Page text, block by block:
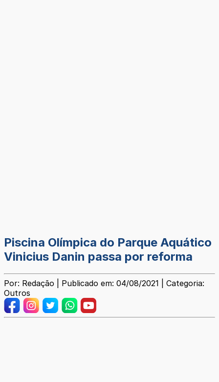
Piscina Olímpica do Parque Aquático
Vinicius Danin passa por reforma
Por: Redação | Publicado em: 04/08/2021 | Categoria:
Outros